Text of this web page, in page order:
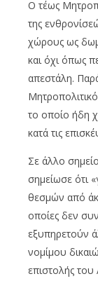
Ο τέως
της
χώρους ως
και όχι όπως
απεστάλη.
το οποίο ήδη
κατά τις
Σε άλλο
σημείωσε ότι
θεσμών από
οποίες δεν
εξυπηρετούν
νομίμου
επιστολής